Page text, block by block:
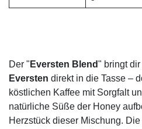
Der " Eversten Blend" bringt
Eversten direkt in die Tasse –
köstlichen Kaffee mit Sorgfalt
natürliche Süße der Honey
Herzstück dieser Mischung.